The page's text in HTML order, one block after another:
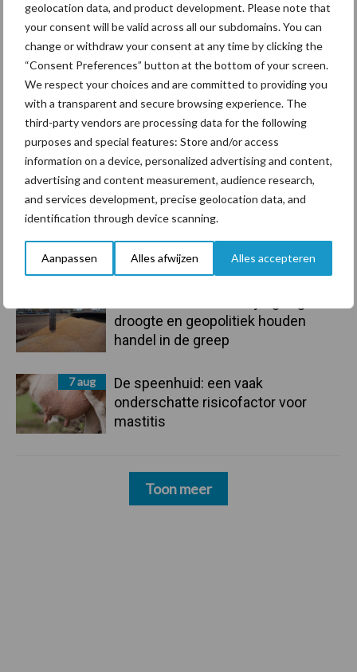
geolocation data, and product development. Please note that
your consent will be valid across all our subdomains. You can
change or withdraw your consent at any time by clicking the
“Consent Preferences” button at the bottom of your screen.
We respect your choices and are committed to providing you
with a transparent and secure browsing experience. The
third-party vendors are processing data for the following
purposes and special features: Store and/or access
information on a device, personalized advertising and content,
advertising and content measurement, audience research,
and services development, precise geolocation data, and
identification through device scanning.
Aanpassen Alles afwijzen Alles accepteren
Primaire
Sidebar
Recent nieuws Partner nieuws
10 aug
Tot 5 ton per wiel om
ondergrondverdichting te beperken
10 aug
Jaarverslag 2025 Royal A-ware:
omzet groeit, nettoresultaat daalt
10 aug
Machines en werktuigen gewild
doelwit criminelen
droogte en geopolitiek houden
handel in de greep
7 aug
De speenhuid: een vaak
onderschatte risicofactor voor
mastitis
Toon meer